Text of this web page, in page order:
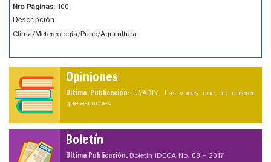
Nro Páginas: 100
Descripción
Clima/Metereología/Puno/Agricultura
Opiniones
Ultima Publicación: UYARIY: Las voces que no quieren
que escuches
Boletín
Ultima Publicación:Boletín IDECA No. 08 – 2017